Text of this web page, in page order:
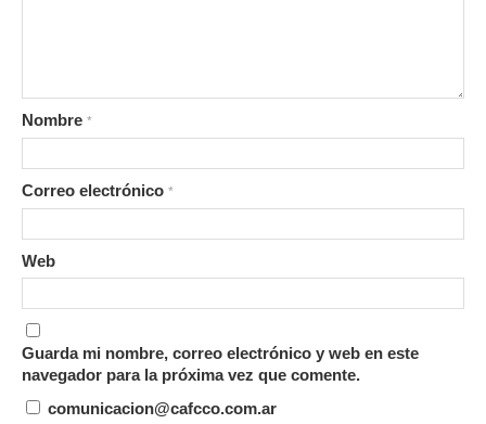
Nombre *
Correo electrónico *
Web
Guarda mi nombre, correo electrónico y web en este
navegador para la próxima vez que comente.
comunicacion@cafcco.com.ar